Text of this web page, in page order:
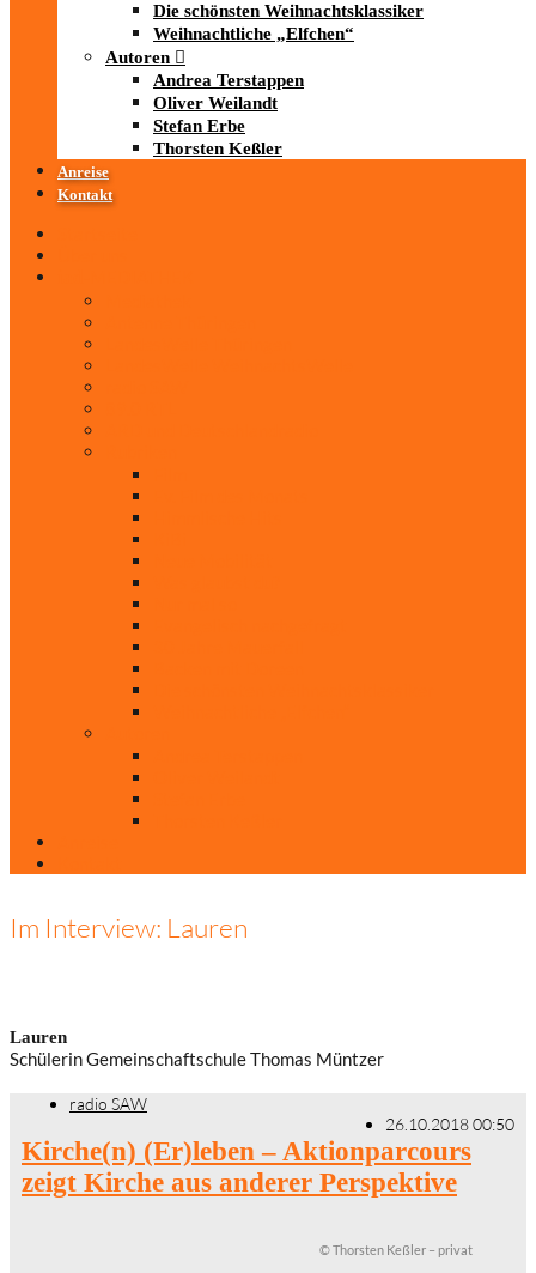
Die schönsten Weihnachtsklassiker
Weihnachtliche „Elfchen“
Autoren
Andrea Terstappen
Oliver Weilandt
Stefan Erbe
Thorsten Keßler
Anreise
Kontakt
Im Interview: Lauren
Lauren
Schülerin Gemeinschaftschule Thomas Müntzer
radio SAW
26.10.2018 00:50
Kirche(n) (Er)leben – Aktionparcours
zeigt Kirche aus anderer Perspektive
© Thorsten Keßler – privat